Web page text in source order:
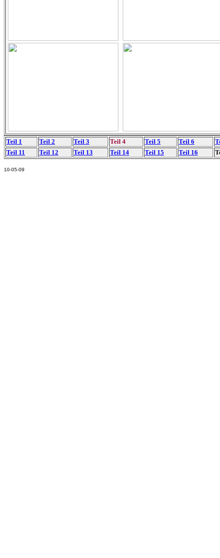
Teil 1 Teil 2 Teil 3 Teil 4 Teil 5 Teil 6
Teil 11
Teil 12 Teil 13 Teil 14 Teil 15 Teil 16
10-05-09